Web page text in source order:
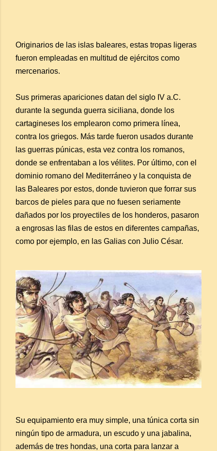
Originarios de las islas baleares, estas tropas ligeras
fueron empleadas en multitud de ejércitos como
mercenarios.
Sus primeras apariciones datan del siglo IV a.C.
durante la segunda guerra siciliana, donde los
cartagineses los emplearon como primera línea,
contra los griegos. Más tarde fueron usados durante
las guerras púnicas, esta vez contra los romanos,
donde se enfrentaban a los vélites. Por último, con el
dominio romano del Mediterráneo y la conquista de
las Baleares por estos, donde tuvieron que forrar sus
barcos de pieles para que no fuesen seriamente
dañados por los proyectiles de los honderos, pasaron
a engrosas las filas de estos en diferentes campañas,
como por ejemplo, en las Galias con Julio César.
Su equipamiento era muy simple, una túnica corta sin
ningún tipo de armadura, un escudo y una jabalina,
además de tres hondas, una corta para lanzar a